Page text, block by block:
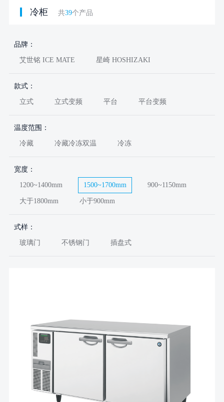
冷柜 共39个产品
品牌：
艾世铭 ICE MATE 星崎 HOSHIZAKI
款式：
立式 立式变频 平台 平台变频
温度范围：
冷藏 冷藏冷冻双温 冷冻
宽度：
1200~1400mm 1500~1700mm 900~1150mm
大于1800mm 小于900mm
式样：
玻璃门 不锈钢门 插盘式